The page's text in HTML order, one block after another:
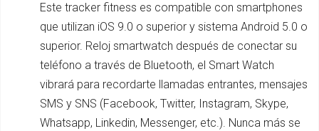
Este tracker fitness es compatible con smartphones
que utilizan iOS 9.0 o superior y sistema Android 5.0 o
superior. Reloj smartwatch después de conectar su
teléfono a través de Bluetooth, el Smart Watch
vibrará para recordarte llamadas entrantes, mensajes
SMS y SNS (Facebook, Twitter, Instagram, Skype,
Whatsapp, Linkedin, Messenger, etc.). Nunca más se